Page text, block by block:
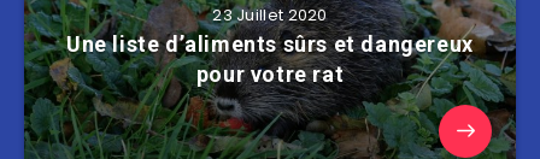
23 Juillet 2020
Une liste d’aliments sûrs et dangereux
pour votre rat